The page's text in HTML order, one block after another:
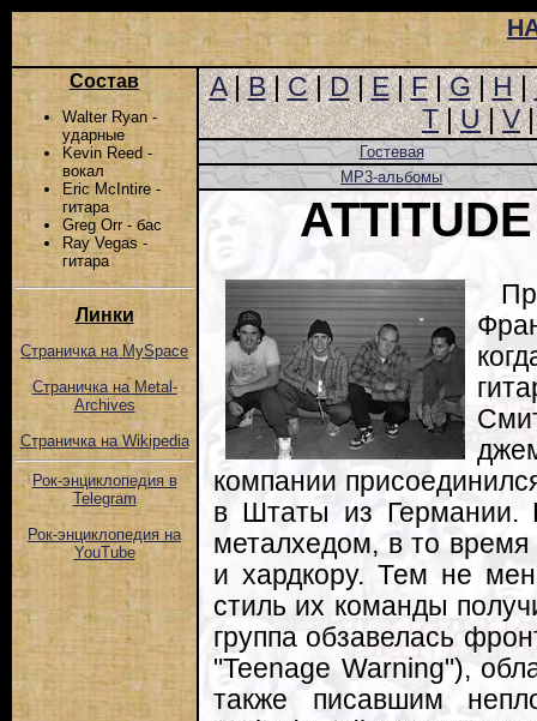
Состав
Walter Ryan -
ударные
Kevin Reed -
вокал
Eric McIntire -
гитара
Greg Orr - бас
Ray Vegas -
гитара
Линки
Страничка на MySpace
Страничка на Metal-
Archives
Страничка на Wikipedia
Рок-энциклопедия в
Telegram
Рок-энциклопедия на
YouTube
A|B|C|D|E|F|G|H|
T|U|V
Гостевая
MP3-альбомы
компании
в Штаты из Германии.
металхедом, в то время
и хардкору. Тем не
стиль их команды
группа обзавелась
"Teenage Warning"),
также писавшим